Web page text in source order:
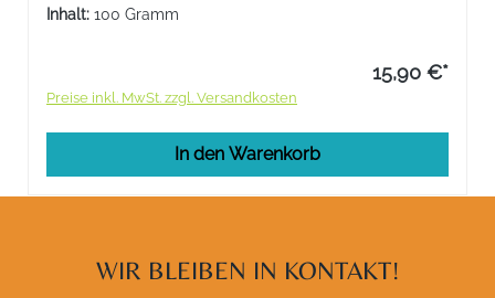
im Sport oder Freizeit.
Inhalt: 100 Gramm
15,90 €*
Preise inkl. MwSt. zzgl. Versandkosten
In den Warenkorb
WIR BLEIBEN IN KONTAKT!